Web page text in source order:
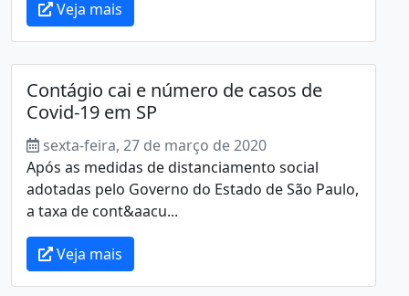
Veja mais
Contágio cai e número de casos de
Covid-19 em SP
sexta-feira, 27 de março de 2020
Após as medidas de distanciamento social
adotadas pelo Governo do Estado de São Paulo,
a taxa de cont&aacu...
Veja mais